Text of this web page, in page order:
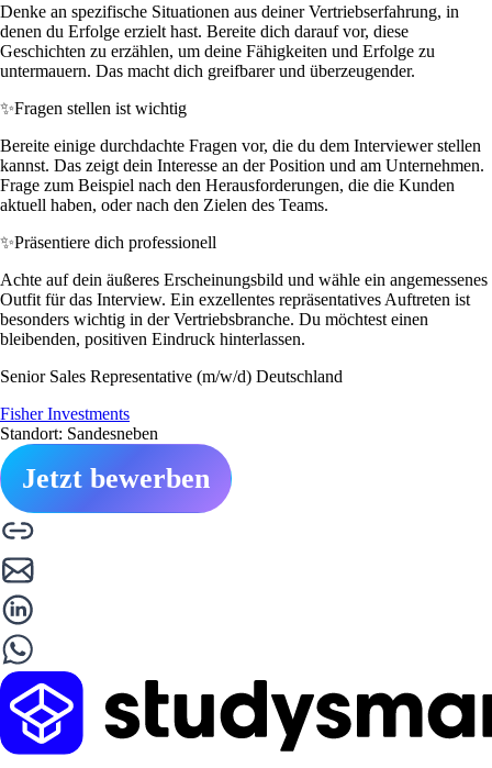
Denke an spezifische Situationen aus deiner Vertriebserfahrung, in
denen du Erfolge erzielt hast. Bereite dich darauf vor, diese
Geschichten zu erzählen, um deine Fähigkeiten und Erfolge zu
untermauern. Das macht dich greifbarer und überzeugender.
✨Fragen stellen ist wichtig
Bereite einige durchdachte Fragen vor, die du dem Interviewer stellen
kannst. Das zeigt dein Interesse an der Position und am Unternehmen.
Frage zum Beispiel nach den Herausforderungen, die die Kunden
aktuell haben, oder nach den Zielen des Teams.
✨Präsentiere dich professionell
Achte auf dein äußeres Erscheinungsbild und wähle ein angemessenes
Outfit für das Interview. Ein exzellentes repräsentatives Auftreten ist
besonders wichtig in der Vertriebsbranche. Du möchtest einen
bleibenden, positiven Eindruck hinterlassen.
Senior Sales Representative (m/w/d) Deutschland
Fisher Investments
Standort: Sandesneben
Jetzt bewerben